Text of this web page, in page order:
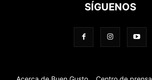
SÍGUENOS